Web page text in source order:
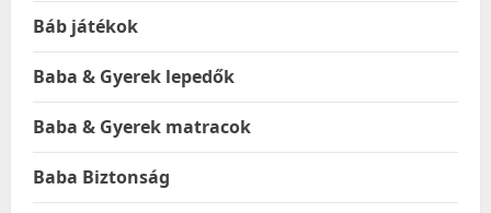
Báb játékok
Baba & Gyerek lepedők
Baba & Gyerek matracok
Baba Biztonság